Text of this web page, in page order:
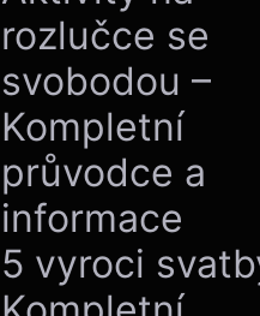
rozlučce se
svobodou –
Kompletní
průvodce a
informace
5 vyroci